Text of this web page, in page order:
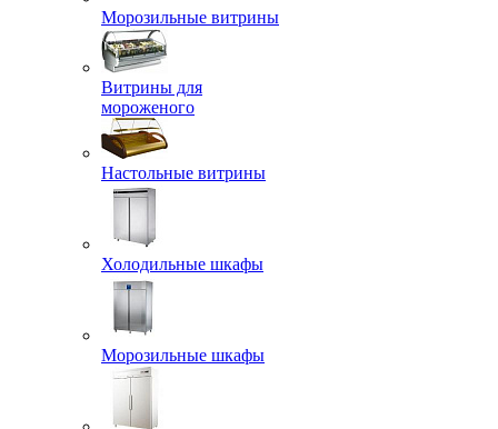
Морозильные витрины
Витрины для
мороженого
Настольные витрины
Холодильные шкафы
Морозильные шкафы